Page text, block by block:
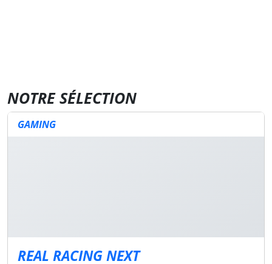
NOTRE SÉLECTION
GAMING
REAL RACING NEXT